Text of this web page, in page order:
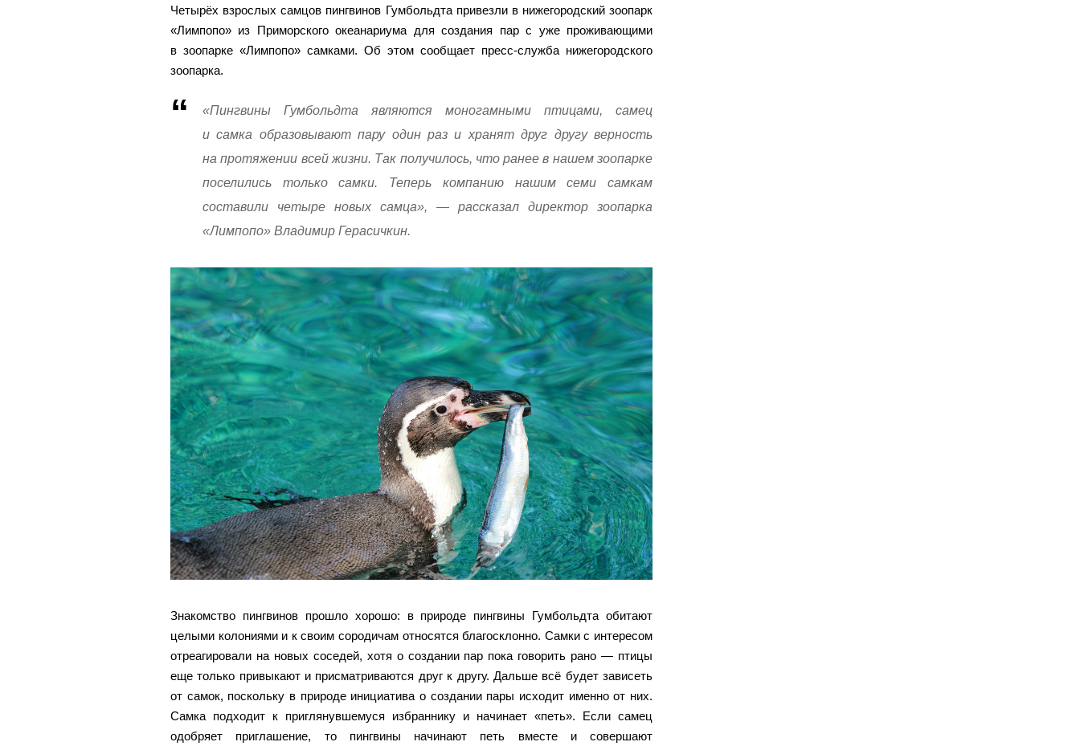
Четырёх взрослых самцов пингвинов Гумбольдта привезли в нижегородский зоопарк
«Лимпопо» из Приморского океанариума для создания пар с уже проживающими
в зоопарке «Лимпопо» самками. Об этом сообщает пресс-служба нижегородского
зоопарка.
«Пингвины Гумбольдта являются моногамными птицами, самец
и самка образовывают пару один раз и хранят друг другу верность
на протяжении всей жизни. Так получилось, что ранее в нашем зоопарке
поселились только самки. Теперь компанию нашим семи самкам
составили четыре новых самца», — рассказал директор зоопарка
«Лимпопо» Владимир Герасичкин.
Знакомство пингвинов прошло хорошо: в природе пингвины Гумбольдта обитают
целыми колониями и к своим сородичам относятся благосклонно. Самки с интересом
отреагировали на новых соседей, хотя о создании пар пока говорить рано — птицы
еще только привыкают и присматриваются друг к другу. Дальше всё будет зависеть
от самок, поскольку в природе инициатива о создании пары исходит именно от них.
Самка подходит к приглянувшемуся избраннику и начинает «петь». Если самец
одобряет приглашение, то пингвины начинают петь вместе и совершают